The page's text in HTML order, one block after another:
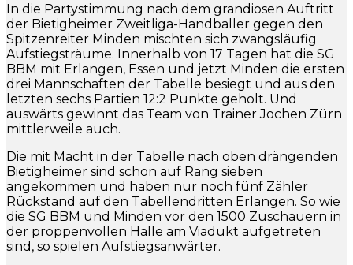
In die Partystimmung nach dem grandiosen Auftritt
der Bietigheimer Zweitliga-Handballer gegen den
Spitzenreiter Minden mischten sich zwangsläufig
Aufstiegsträume. Innerhalb von 17 Tagen hat die SG
BBM mit Erlangen, Essen und jetzt Minden die ersten
drei Mannschaften der Tabelle besiegt und aus den
letzten sechs Partien 12:2 Punkte geholt. Und
auswärts gewinnt das Team von Trainer Jochen Zürn
mittlerweile auch.
Die mit Macht in der Tabelle nach oben drängenden
Bietigheimer sind schon auf Rang sieben
angekommen und haben nur noch fünf Zähler
Rückstand auf den Tabellendritten Erlangen. So wie
die SG BBM und Minden vor den 1500 Zuschauern in
der proppenvollen Halle am Viadukt aufgetreten
sind, so spielen Aufstiegsanwärter.